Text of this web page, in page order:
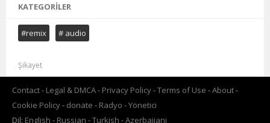
KATEGORILER
#remix # audio
Şikayet
Contact Legal & DMCA Privacy Policy Terms of Use
About
Cookie Policy
donate Radyo
Yönetici
Dil: English Russian Turkish Azerbaijani